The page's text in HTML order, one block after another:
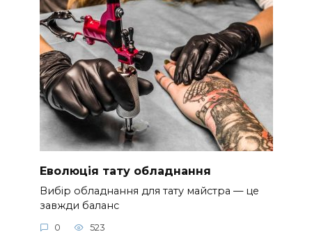
Еволюція тату обладнання
Вибір обладнання для тату майстра — це
завжди баланс
0 523